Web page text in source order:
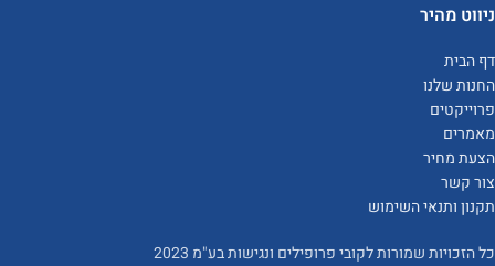
ניווט מהיר
דף הבית
החנות שלנו
פרוייקטים
מאמרים
הצעת מחיר
צור קשר
תקנון ותנאי השימוש
כל הזכויות שמורות לקובי פרופילים ונגישות בע"מ 2023